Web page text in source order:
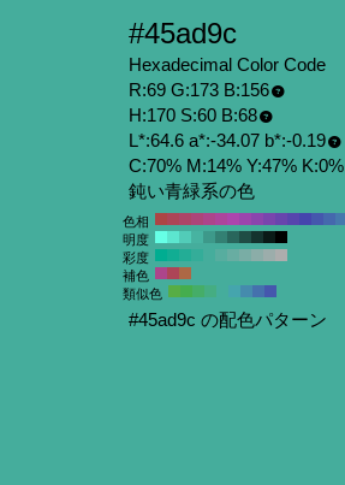
#45ad9c
Hexadecimal Color Code
R:69 G:173 B:156
H:170 S:60 B:68
L*:64.6 a*:-34.07 b*:-0.19
C:70% M:14% Y:47% K:0%
鈍い青緑系の色
色相
明度
彩度
補色
類似色
#45ad9c の配色パターン